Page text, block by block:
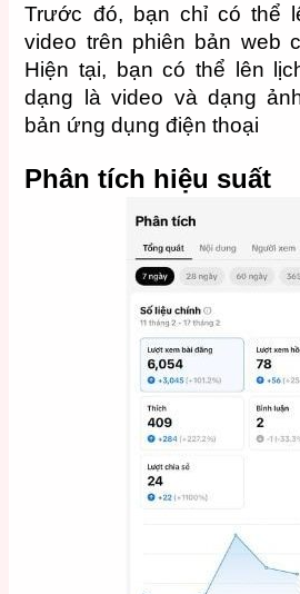
Trước đó, bạn chỉ có thể
video trên phiên bản web
Hiện tại, bạn có thể lên
dạng là video và dạng
bản ứng dụng điện thoại
Phân tích hiệu suất